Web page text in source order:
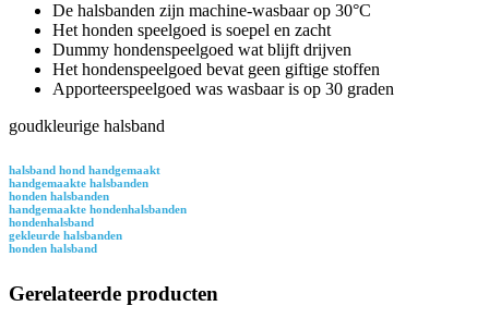
De halsbanden zijn machine-wasbaar op 30°C
Het honden speelgoed is soepel en zacht
Dummy hondenspeelgoed wat blijft drijven
Het hondenspeelgoed bevat geen giftige stoffen
Apporteerspeelgoed was wasbaar is op 30 graden
goudkleurige halsband
halsband hond handgemaakt
handgemaakte halsbanden
honden halsbanden
handgemaakte hondenhalsbanden
hondenhalsband
gekleurde halsbanden
honden halsband
Gerelateerde producten